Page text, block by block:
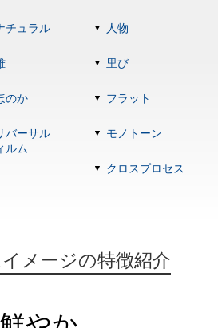
チュラル 人物
里び
のか フラット
バーサル
ルム
モノトーン
クロスプロセス
メージの特徴紹介